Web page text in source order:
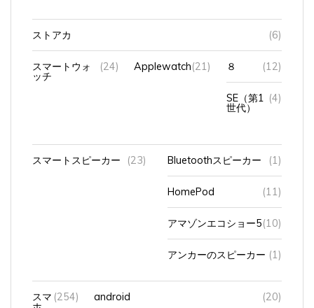
ストアカ (6)
スマートウォ
ッチ
(24) Applewatch (21) ８ (12)
SE（第1
世代）
(4)
スマートスピーカー (23) Bluetoothスピーカー (1)
HomePod (11)
アマゾンエコショー5 (10)
アンカーのスピーカー (1)
ホ
(254) android (20)